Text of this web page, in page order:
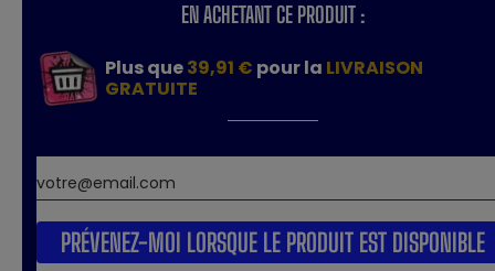
EN ACHETANT CE PRODUIT :
Plus que39,91 € pour la LIVRAISON
GRATUITE
PRÉVENEZ-MOI LORSQUE LE PRODUIT EST DISPONIBLE